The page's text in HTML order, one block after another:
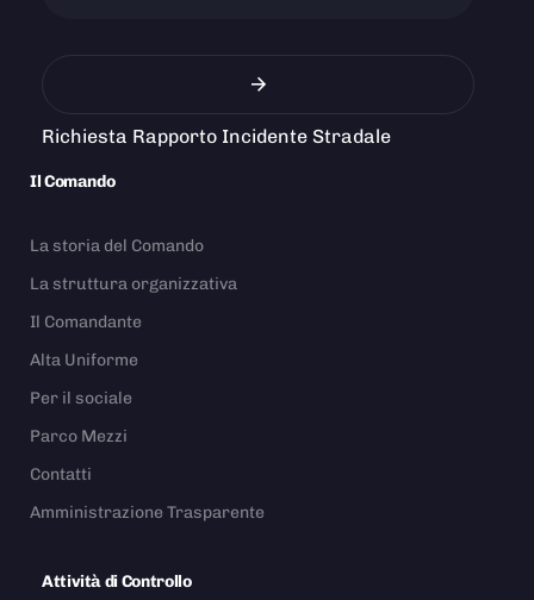
Richiesta Rapporto Incidente Stradale
Il Comando
La storia del Comando
La struttura organizzativa
Il Comandante
Alta Uniforme
Per il sociale
Parco Mezzi
Contatti
Amministrazione Trasparente
Attività di Controllo